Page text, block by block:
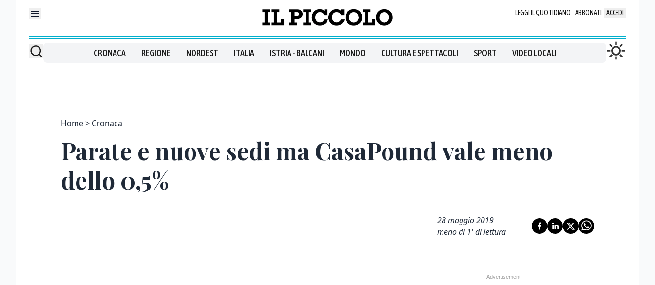
LEGGI IL QUOTIDIANO ABBONATI ACCEDI
CRONACA REGIONE NORDEST ITALIA ISTRIA - BALCANI MONDO CULTURA E SPETTACOLI SPORT VIDEO LOCALI
Home Cronaca
Parate e nuove sedi ma CasaPound vale meno
dello 0,5%
28 maggio 2019
meno di 1' di lettura